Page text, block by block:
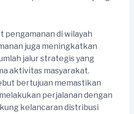
pengamanan di wilayah
juga meningkatkan
jalur strategis yang
aktivitas masyarakat.
bertujuan memastikan
perjalanan dengan
kelancaran distribusi